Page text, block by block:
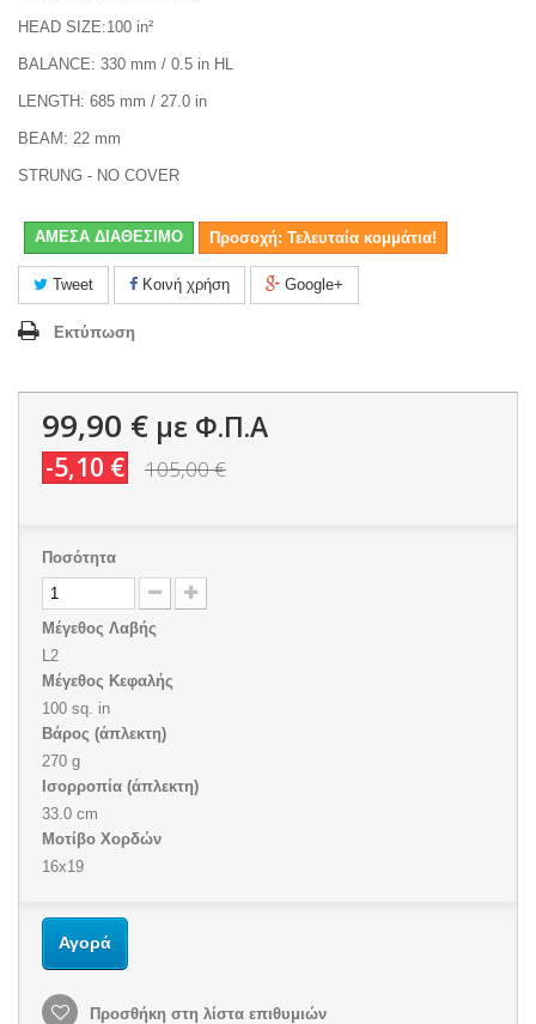
HEAD SIZE:100 in²
BALANCE: 330 mm / 0.5 in HL
LENGTH: 685 mm / 27.0 in
BEAM: 22 mm
STRUNG - NO COVER
ΑΜΕΣΑ ΔΙΑΘΕΣΙΜΟ Προσοχή: Τελευταία κομμάτια!
Tweet Κοινή χρήση Google+
Εκτύπωση
99,90 € με Φ.Π.Α
-5,10 € 105,00 €
Ποσότητα
Μέγεθος Λαβής
L2
Μέγεθος Κεφαλής
100 sq. in
Βάρος (άπλεκτη)
270 g
Ισορροπία (άπλεκτη)
33.0 cm
Μοτίβο Χορδών
16x19
Αγορά
Προσθήκη στη λίστα επιθυμιών